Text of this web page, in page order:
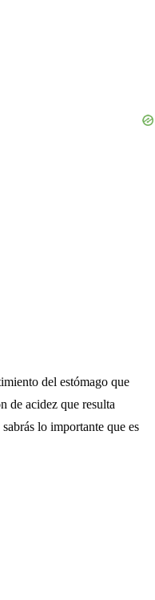
del estómago que
de acidez que resulta
lo importante que es